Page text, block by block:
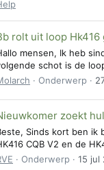
rolt uit loop Hk416
mensen, Ik heb
schot is de
Onderwerp
zoekt
Sinds kort ben ik
CQB V2 en de
Onderwerp 15 jul